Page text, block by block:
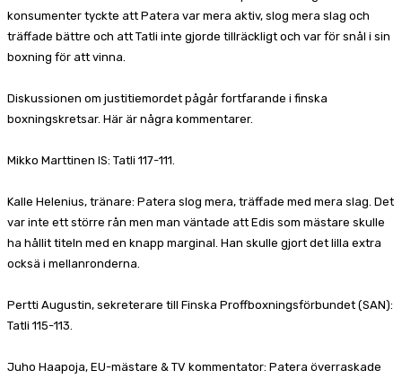
konsumenter tyckte att Patera var mera aktiv, slog mera slag och
träffade bättre och att Tatli inte gjorde tillräckligt och var för snål i sin
boxning för att vinna.
Diskussionen om justitiemordet pågår fortfarande i finska
boxningskretsar. Här är några kommentarer.
Mikko Marttinen IS: Tatli 117-111.
Kalle Helenius, tränare: Patera slog mera, träffade med mera slag. Det
var inte ett större rån men man väntade att Edis som mästare skulle
ha hållit titeln med en knapp marginal. Han skulle gjort det lilla extra
ocksä i mellanronderna.
Pertti Augustin, sekreterare till Finska Proffboxningsförbundet (SAN):
Tatli 115-113.
Juho Haapoja, EU-mästare & TV kommentator: Patera överraskade